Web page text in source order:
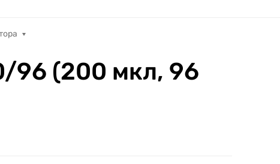
96 (200 мкл, 96